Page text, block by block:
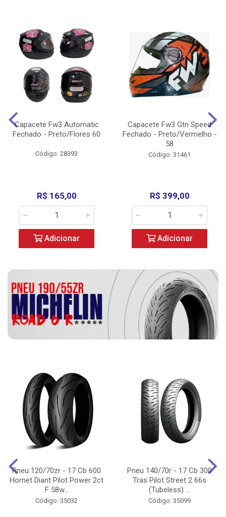
Capacete Fw3 Automatic
Fechado - Preto/Flores 60
Código: 28393
R$ 165,00
Adicionar
Capacete Fw3 Gtn Speed
Fechado - Preto/Vermelho -
58
Código: 31461
R$ 399,00
Adicionar
Pneu 120/70zr - 17 Cb 600
Hornet Diant Pilot Power 2ct
F 58w...
Código: 35032
Pneu 140/70r - 17 Cb 300
Tras Pilot Street 2 66s
(Tubeless) ...
Código: 35099